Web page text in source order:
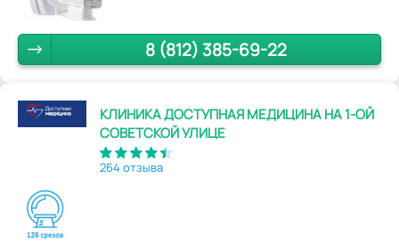
8 (812) 385-69-22
КЛИНИКА ДОСТУПНАЯ МЕДИЦИНА НА 1-ОЙ
СОВЕТСКОЙ УЛИЦЕ
264 отзыва